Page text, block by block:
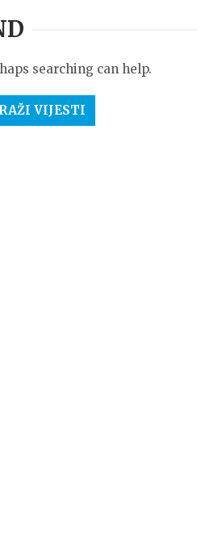
searching can help.